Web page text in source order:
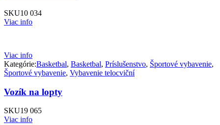
SKU10 034
Viac info
Viac info
Kategórie:Basketbal, Basketbal, Príslušenstvo, Športové vybavenie,
Športové vybavenie, Vybavenie telocviční
Vozík na lopty
SKU19 065
Viac info